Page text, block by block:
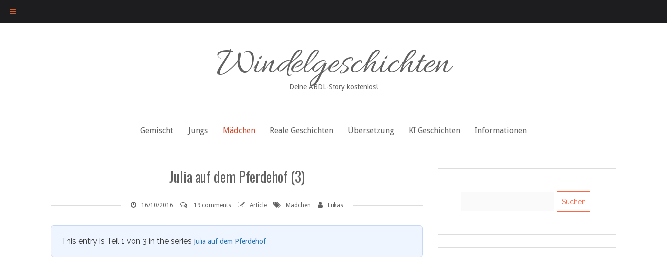
Windelgeschichten
Deine ABDL-Story kostenlos!
Gemischt Jungs Mädchen Reale Geschichten Übersetzung KI Geschichten Informationen
Julia auf dem Pferdehof (3)
16/10/2016 19 comments Article Mädchen Lukas
This entry is Teil 1 von 3 in the series Julia auf dem Pferdehof